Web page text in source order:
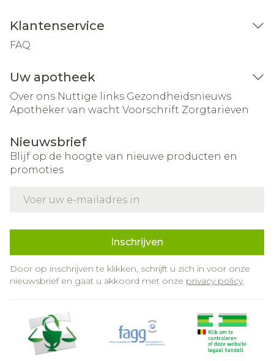
Klantenservice
FAQ
Uw apotheek
Over ons Nuttige links Gezondheidsnieuws
Apotheker van wacht Voorschrift Zorgtarieven
Nieuwsbrief
Blijf op de hoogte van nieuwe producten en
promoties
Inschrijven
Door op inschrijven te klikken, schrijft u zich in voor onze
nieuwsbrief en gaat u akkoord met onze privacy policy.